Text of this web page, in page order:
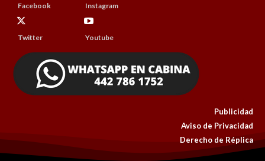
Facebook Instagram
Twitter Youtube
Publicidad
Aviso de Privacidad
Derecho de Réplica